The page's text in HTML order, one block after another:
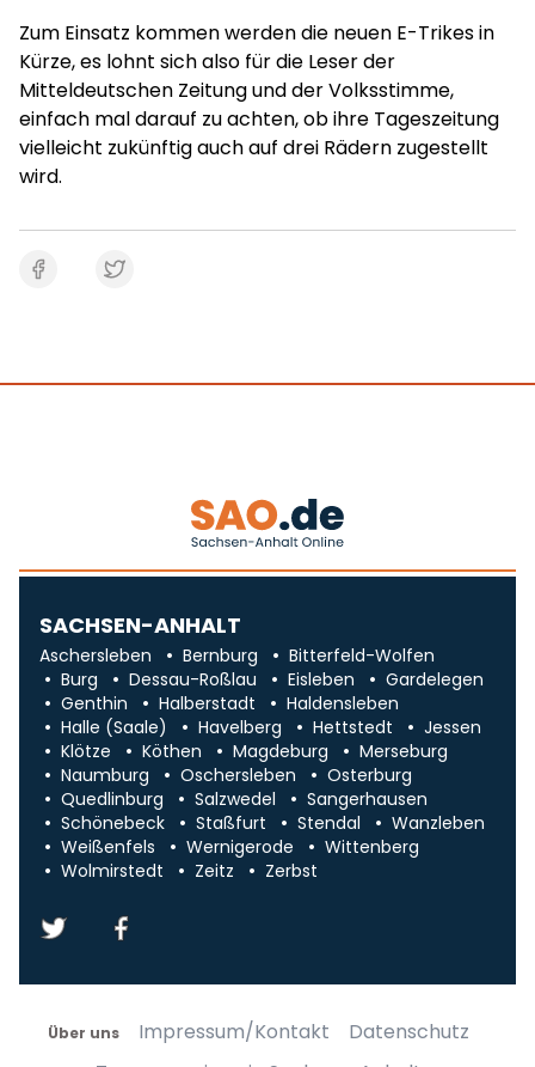
Zum Einsatz kommen werden die neuen E-Trikes in
Kürze, es lohnt sich also für die Leser der
Mitteldeutschen Zeitung und der Volksstimme,
einfach mal darauf zu achten, ob ihre Tageszeitung
vielleicht zukünftig auch auf drei Rädern zugestellt
wird.
SACHSEN-ANHALT
Aschersleben Bernburg
Bitterfeld-Wolfen
Burg
Dessau-Roßlau Eisleben
Gardelegen
Genthin
Halberstadt
Haldensleben
Halle (Saale)
Havelberg Hettstedt
Jessen
Klötze
Köthen Magdeburg
Merseburg
Naumburg
Oschersleben
Osterburg
Quedlinburg
Salzwedel
Sangerhausen
Schönebeck
Staßfurt Stendal
Wanzleben
Weißenfels
Wernigerode
Wittenberg
Wolmirstedt
Zeitz Zerbst
Über uns Impressum/Kontakt
Datenschutz